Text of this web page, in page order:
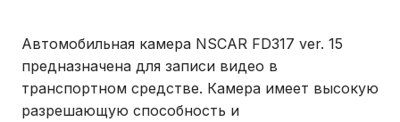
Автомобильная камера NSCAR FD317 ver. 15
предназначена для записи видео в
транспортном средстве. Камера имеет высокую
разрешающую способность и